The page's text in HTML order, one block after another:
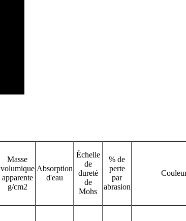
Masse
volumique
apparente
g/cm2
Absorption
d'eau
Échelle
de
dureté
de
Mohs
% de
perte
par
abrasion